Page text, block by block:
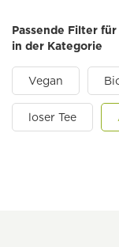
Passende Filter
in der Kategorie
Vegan
loser Tee